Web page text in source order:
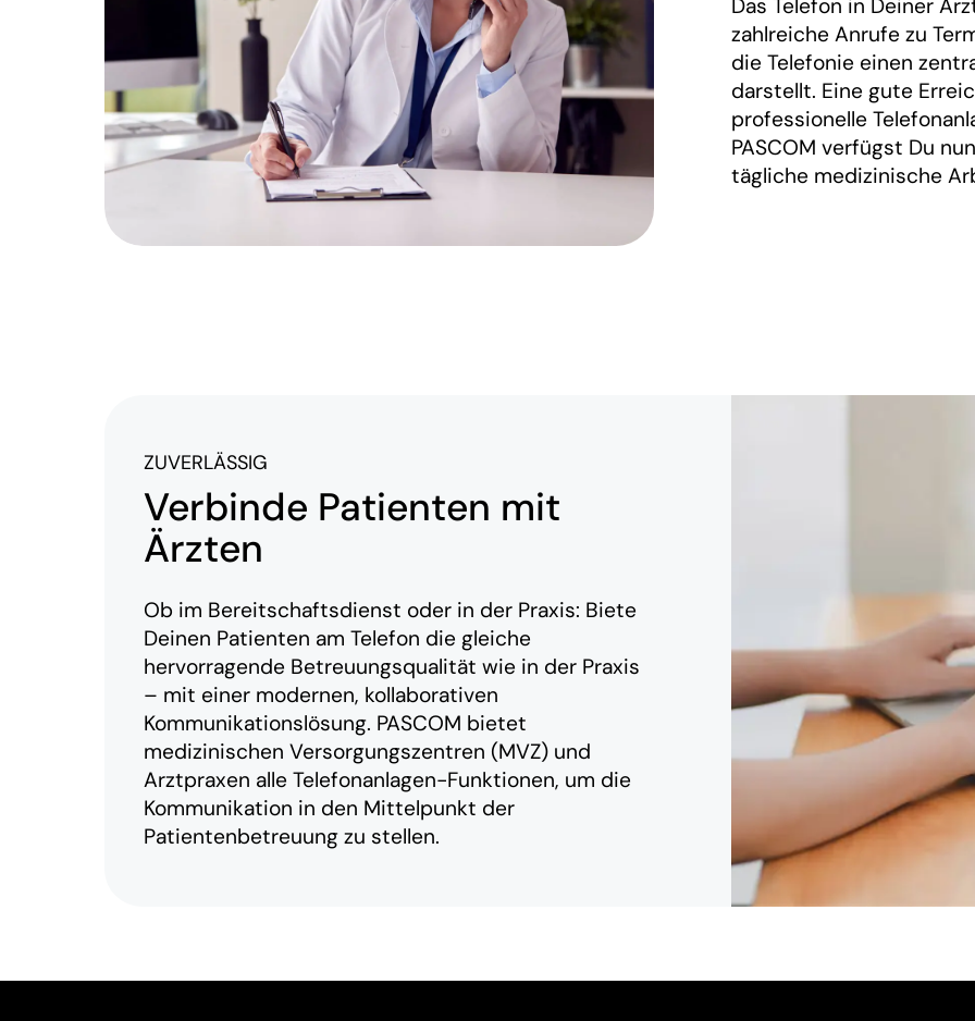
Das Telefon in Deiner
zahlreiche Anrufe zu
die Telefonie einen
darstellt. Eine gute
professionelle
PASCOM verfügst Du
tägliche medizinische
ZUVERLÄSSIG
Verbinde Patienten mit
Ärzten
Ob im Bereitschaftsdienst oder in der Praxis: Biete
Deinen Patienten am Telefon die gleiche
hervorragende Betreuungsqualität wie in der Praxis
– mit einer modernen, kollaborativen
Kommunikationslösung. PASCOM bietet
medizinischen Versorgungszentren (MVZ) und
Arztpraxen alle Telefonanlagen-Funktionen, um die
Kommunikation in den Mittelpunkt der
Patientenbetreuung zu stellen.